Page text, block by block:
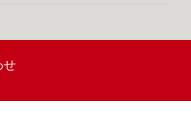
せ